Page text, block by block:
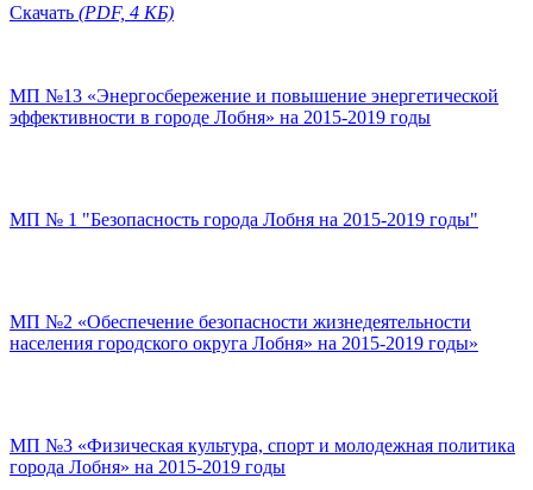
Скачать (PDF, 4 KБ)
МП №13 «Энергосбережение и повышение энергетической
эффективности в городе Лобня» на 2015-2019 годы
МП № 1 "Безопасность города Лобня на 2015-2019 годы"
МП №2 «Обеспечение безопасности жизнедеятельности
населения городского округа Лобня» на 2015-2019 годы»
МП №3 «Физическая культура, спорт и молодежная политика
города Лобня» на 2015-2019 годы